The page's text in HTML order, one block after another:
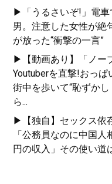
▶「うるさいぞ!」電車
男。注意した女性が絶
が放った“衝撃の一言”
▶【動画あり】「ノー
Youtuberを直撃!おっ
街中を歩いて“恥ずか
ら...
▶【独自】セックス依
「公務員なのに中国
円の収入」その使い道